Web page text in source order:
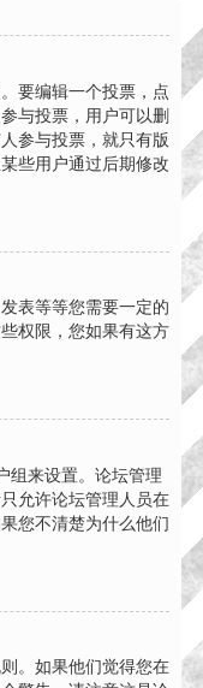
要编辑一个投票，点
与投票，用户可以删
参与投票，就只有版
些用户通过后期修改
表等等您需要一定的
权限，您如果有这方
组来设置。论坛管理
允许论坛管理人员在
您不清楚为什么他们
。如果他们觉得您在